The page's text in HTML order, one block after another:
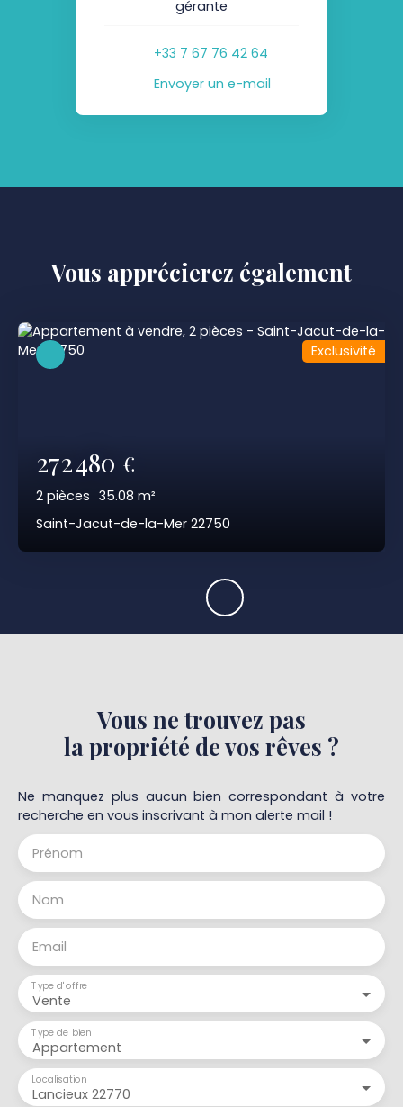
gérante
+33 7 67 76 42 64
Envoyer un e-mail
Vous apprécierez également
272 480 €
2 pièces 35.08 m²
Saint-Jacut-de-la-Mer 22750
Exclusivité
Vous ne trouvez pas
la propriété de vos rêves ?
Ne manquez plus aucun bien correspondant à votre
recherche en vous inscrivant à mon alerte mail !
Prénom
Nom
Email
Vente
Type d'offre
Appartement
Type de bien
Lancieux 22770
Localisation